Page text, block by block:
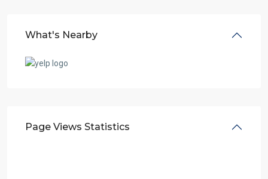
What's Nearby
Page Views Statistics